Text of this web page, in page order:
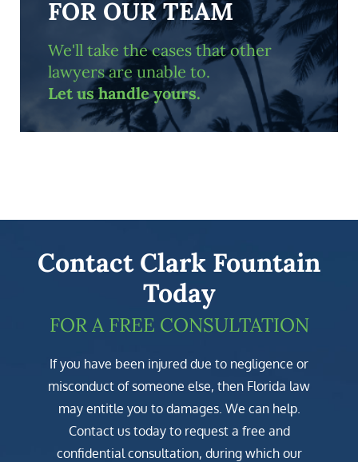
FOR OUR TEAM
We'll take the cases that other
lawyers are unable to.
Let us handle yours.
Contact Clark Fountain
Today
FOR A FREE CONSULTATION
If you have been injured due to negligence or
misconduct of someone else, then Florida law
may entitle you to damages. We can help.
Contact us today to request a free and
confidential consultation, during which our